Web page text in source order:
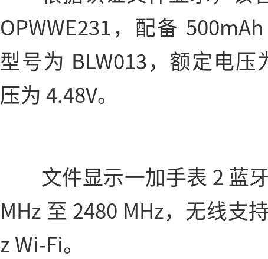
OPWWE231，配备
型号为 BLW013，额定电压
压为 4.48V。
文件显示一加手表 2 蓝
MHz 至 2480 MHz，无线支
z Wi-Fi。